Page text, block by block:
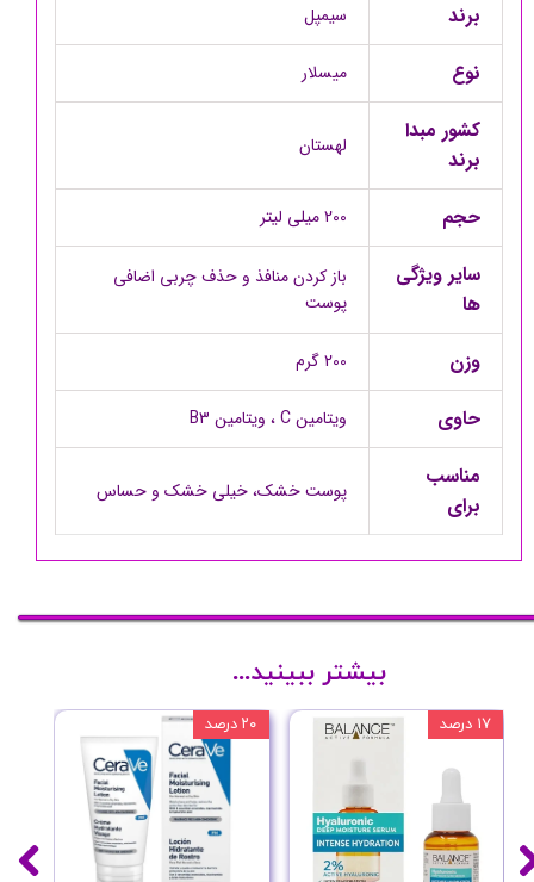
برند سیمپل
نوع میسلار
کشور مبدا
برند
لهستان
حجم 200 میلی لیتر
سایر ویژگی
ها
باز کردن منافذ و حذف چربی اضافی
پوست
وزن 200 گرم
حاوی ویتامین C ، ویتامین B3
مناسب
برای
پوست خشک، خیلی خشک و حساس
۲۰ درصد ۱۷ درصد
بیشتر ببینید...